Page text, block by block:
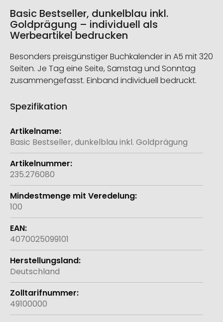
Basic Bestseller, dunkelblau inkl.
Goldprägung – individuell als
Werbeartikel bedrucken
Besonders preisgünstiger Buchkalender in A5 mit 320
Seiten. Je Tag eine Seite, Samstag und Sonntag
zusammengefasst. Einband individuell bedruckt.
Spezifikation
Weitere
Informationen
Basic Bestseller, dunkelblau inkl. Goldprägung
235.276080
100
4070025099101
Deutschland
49100000